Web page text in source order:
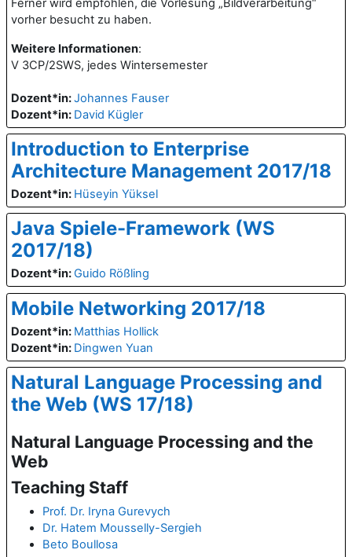
vorher besucht zu haben.
Weitere Informationen:
V 3CP/2SWS, jedes Wintersemester
Dozent*in:Johannes Fauser
Dozent*in: David Kügler
Introduction to Enterprise
Architecture Management 2017/18
Dozent*in: Hüseyin Yüksel
Java Spiele-Framework (WS
2017/18)
Dozent*in:Guido Rößling
Mobile Networking 2017/18
Dozent*in: Matthias Hollick
Dozent*in: Dingwen Yuan
Natural Language Processing and
the Web (WS 17/18)
Natural Language Processing and the
Web
Teaching Staff
Prof. Dr. Iryna Gurevych
Dr. Hatem Mousselly-Sergieh
Beto Boullosa